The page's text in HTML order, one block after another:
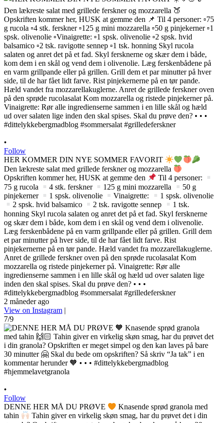
•
Follow
HER KOMMER DIN NYE SOMMER FAVORIT
Den lækreste salat med grillede ferskner og mozzarella
Opskriften kommer her, HUSK at gemme den
Til 4 personer:
75 g rucola
4 stk. ferskner 125 g mini mozzarella
50 g
pinjekerner
1 spsk. olivenolie Vinaigrette:
1 spsk. olivenolie
2 spsk. hvid balsamico
2 tsk. ravigotte sennep
1 tsk.
honning Skyl rucola salaten og anret det på et fad. Skyl fersknerne
og skær dem i både, kom dem i en skål og vend dem i olivenolie.
Læg ferskenbådene på en varm grillpande eller på grillen. Grill dem
et par minutter på hver side, til de har fået lidt farve. Rist
pinjekernerne på en tør pande. Hæld vandet fra mozzarellakuglerne.
Anret de grillede ferskner oven på den sprøde rucolasalat Kom
mozzarella og ristede pinjekerner på. Vinaigrette: Rør alle
ingredienserne sammen i en lille skål og hæld ud over salaten lige
inden den skal spises. Skal du prøve den? • • •
#dittelykkebergmadblog #sommersalat #grilledeferskner
2 måneder ago
View on Instagram |
7/9
•
Follow
DENNE HER MÅ DU PRØVE
Knasende sprød granola med
tahin
Tahin giver en virkelig skøn smag, har du prøvet det i din